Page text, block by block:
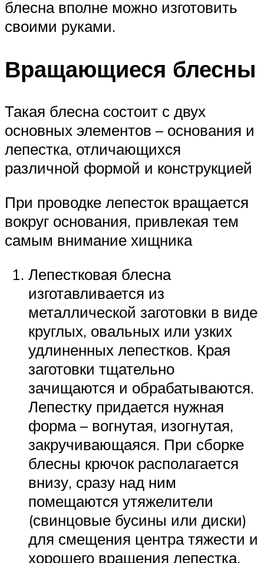
блесна вполне можно изготовить
своими руками.
Вращающиеся блесны
Такая блесна состоит с двух
основных элементов – основания и
лепестка, отличающихся
различной формой и конструкцией
При проводке лепесток вращается
вокруг основания, привлекая тем
самым внимание хищника
Лепестковая блесна
изготавливается из
металлической заготовки в виде
круглых, овальных или узких
удлиненных лепестков. Края
заготовки тщательно
зачищаются и обрабатываются.
Лепестку придается нужная
форма – вогнутая, изогнутая,
закручивающаяся. При сборке
блесны крючок располагается
внизу, сразу над ним
помещаются утяжелители
(свинцовые бусины или диски)
для смещения центра тяжести и
хорошего вращения лепестка,